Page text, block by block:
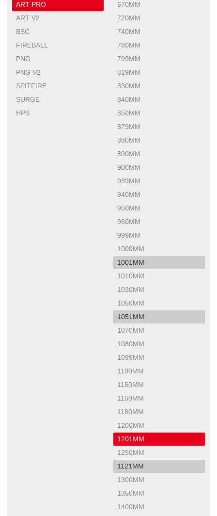
ART PRO
ART V2
BSC
FIREBALL
PNG
PNG V2
SPITFIRE
SURGE
HPS
670MM
720MM
740MM
780MM
799MM
819MM
830MM
840MM
850MM
879MM
880MM
890MM
900MM
939MM
940MM
950MM
960MM
999MM
1000MM
1001MM
1010MM
1030MM
1050MM
1051MM
1070MM
1080MM
1099MM
1100MM
1150MM
1160MM
1180MM
1200MM
1201MM
1250MM
1121MM
1300MM
1350MM
1400MM